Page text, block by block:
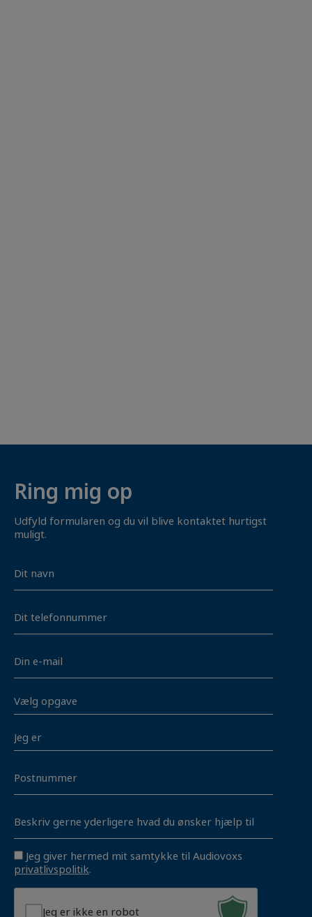
Ring mig op
Udfyld formularen og du vil blive kontaktet hurtigst
muligt.
mail
Vælg
opgave
Jeg
er
Consent
Jeg giver hermed mit samtykke til Audiovoxs
privatlivspolitik.
Jeg er ikke en robot